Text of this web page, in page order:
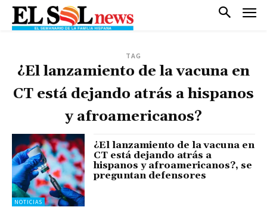
TAG
¿El lanzamiento de la vacuna en
CT está dejando atrás a hispanos
y afroamericanos?
NOTICIAS
¿El lanzamiento de la vacuna en
CT está dejando atrás a
hispanos y afroamericanos?, se
preguntan defensores